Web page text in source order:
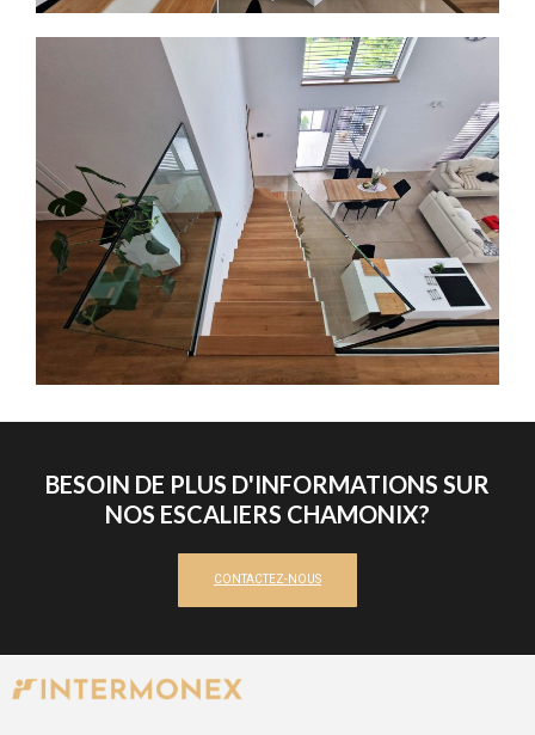
BESOIN DE PLUS D'INFORMATIONS SUR
NOS ESCALIERS CHAMONIX?
CONTACTEZ-NOUS